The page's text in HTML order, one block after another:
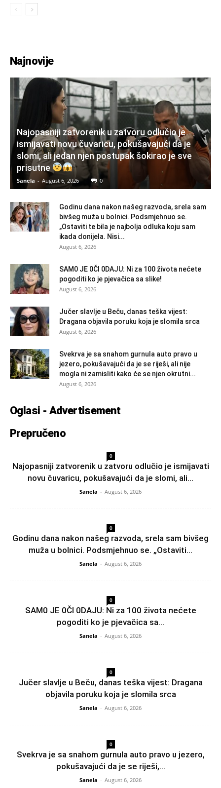
Najnovije
Najopasniji zatvorenik u zatvoru odlučio je
ismijavati novu čuvaricu, pokušavajući da je
slomi, ali jedan njen postupak šokirao je sve
prisutne
Sanela - August 6, 2026 0
Godinu dana nakon našeg razvoda, srela sam
bivšeg muža u bolnici. Podsmjehnuo se.
„Ostaviti te bila je najbolja odluka koju sam
ikada donijela. Nisi...
August 6, 2026
SAM0 JE 0Čl 0DAJU: Ni za 100 života nećete
pogoditi ko je pjevačica sa slike!
August 6, 2026
Jučer slavlje u Beču, danas teška vijest:
Dragana objavila poruku koja je slomila srca
August 6, 2026
Svekrva je sa snahom gurnula auto pravo u
jezero, pokušavajući da je se riješi, ali nije
mogla ni zamisliti kako će se njen okrutni...
August 6, 2026
Oglasi - Advertisement
Prepručeno
0
Najopasniji zatvorenik u zatvoru odlučio je ismijavati
novu čuvaricu, pokušavajući da je slomi, ali...
Sanela - August 6, 2026
0
Godinu dana nakon našeg razvoda, srela sam bivšeg
muža u bolnici. Podsmjehnuo se. „Ostaviti...
Sanela - August 6, 2026
0
SAM0 JE 0Čl 0DAJU: Ni za 100 života nećete
pogoditi ko je pjevačica sa...
Sanela - August 6, 2026
0
Jučer slavlje u Beču, danas teška vijest: Dragana
objavila poruku koja je slomila srca
Sanela - August 6, 2026
0
Svekrva je sa snahom gurnula auto pravo u jezero,
pokušavajući da je se riješi,...
Sanela - August 6, 2026